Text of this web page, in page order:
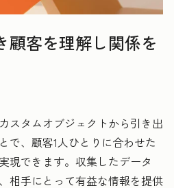
顧客を理解し関係を
スタムオブジェクトから引き出
で、顧客1人ひとりに合わせた
現できます。収集したデータ
相手にとって有益な情報を提供